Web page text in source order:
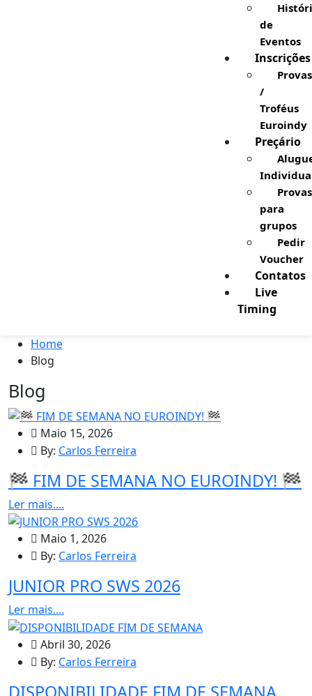
de
Eventos
Inscrições
Provas
/
Troféus
Euroindy
Preçário
Provas
para
grupos
Pedir
Voucher
Contatos
Live
Timing
Home
Blog
Blog
Maio 15, 2026
By: Carlos Ferreira
🏁 FIM DE SEMANA NO EUROINDY! 🏁
Ler mais....
Maio 1, 2026
By: Carlos Ferreira
JUNIOR PRO SWS 2026
Ler mais....
Abril 30, 2026
By: Carlos Ferreira